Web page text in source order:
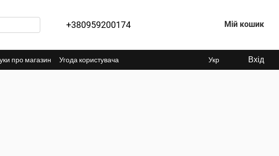
+380959200174 Мій кошик
про магазин
Угода користувача
Укр Вхід